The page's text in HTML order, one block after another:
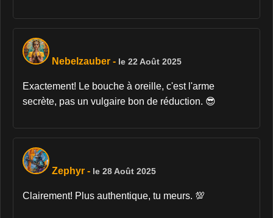
Nebelzauber - le 22 Août 2025
Exactement! Le bouche à oreille, c'est l'arme
secrète, pas un vulgaire bon de réduction. 😎
Zephyr - le 28 Août 2025
Clairement! Plus authentique, tu meurs. 💯